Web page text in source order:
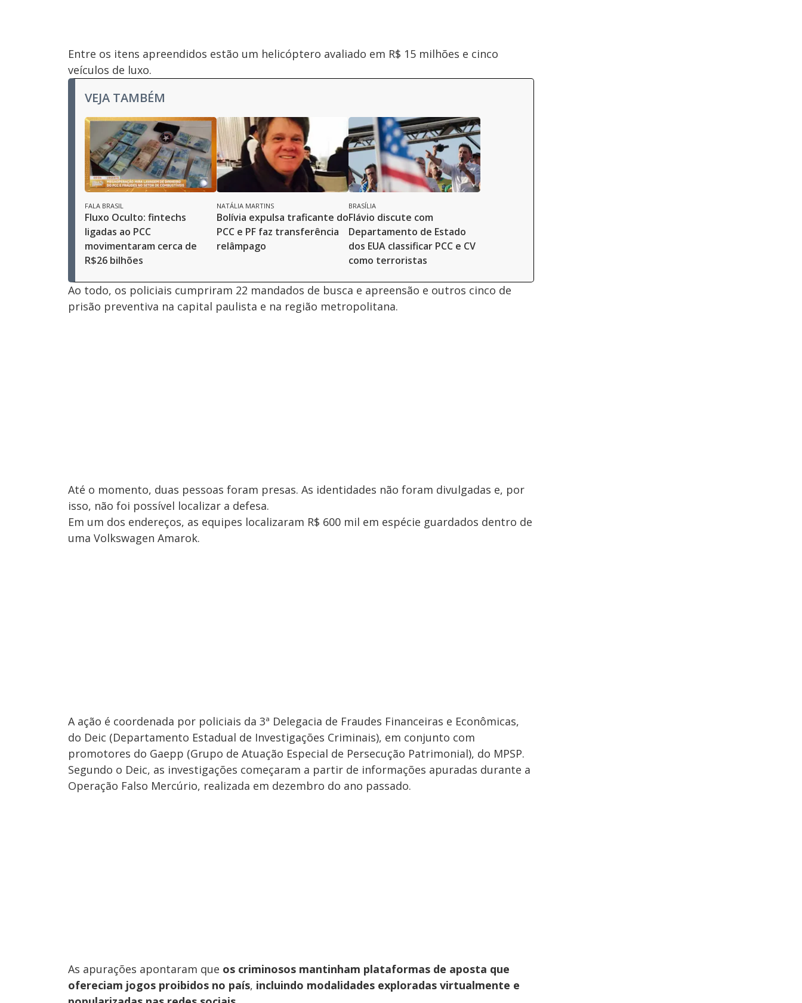
Entre os itens apreendidos estão um helicóptero avaliado em R$ 15 milhões e cinco
veículos de luxo.
VEJA TAMBÉM
FALA BRASIL
Fluxo Oculto: fintechs
ligadas ao PCC
movimentaram cerca de
R$26 bilhões
NATÁLIA MARTINS
Bolívia expulsa traficante do
PCC e PF faz transferência
relâmpago
BRASÍLIA
Flávio discute com
Departamento de Estado
dos EUA classificar PCC e CV
como terroristas
Ao todo, os policiais cumpriram 22 mandados de busca e apreensão e outros cinco de
prisão preventiva na capital paulista e na região metropolitana.
Até o momento, duas pessoas foram presas. As identidades não foram divulgadas e, por
isso, não foi possível localizar a defesa.
Em um dos endereços, as equipes localizaram R$ 600 mil em espécie guardados dentro de
uma Volkswagen Amarok.
A ação é coordenada por policiais da 3ª Delegacia de Fraudes Financeiras e Econômicas,
do Deic (Departamento Estadual de Investigações Criminais), em conjunto com
promotores do Gaepp (Grupo de Atuação Especial de Persecução Patrimonial), do MPSP.
Segundo o Deic, as investigações começaram a partir de informações apuradas durante a
Operação Falso Mercúrio, realizada em dezembro do ano passado.
As apurações apontaram que os criminosos mantinham plataformas de aposta que
ofereciam jogos proibidos no país, incluindo modalidades exploradas virtualmente e